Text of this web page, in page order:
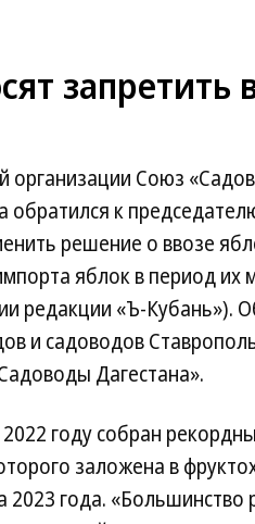
запретить
организации Союз
к
решение о ввозе
яблок в период их
редакции «Ъ-Кубань»).
и садоводов
Дагестана».
году собран
заложена в
года. «Большинство